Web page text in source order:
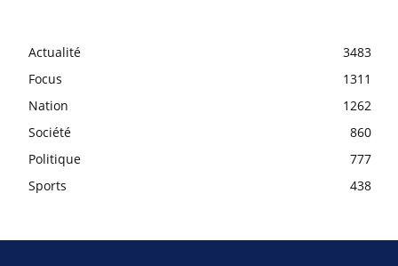
Actualité
3483
Focus
1311
Nation
1262
Société
860
Politique
777
Sports
438